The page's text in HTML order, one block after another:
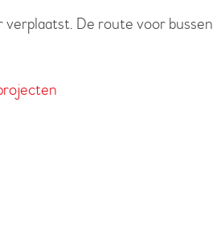
De route voor bussen